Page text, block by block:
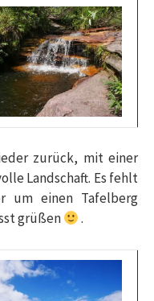
zurück, mit einer
Landschaft. Es fehlt
um einen Tafelberg
grüßen
.